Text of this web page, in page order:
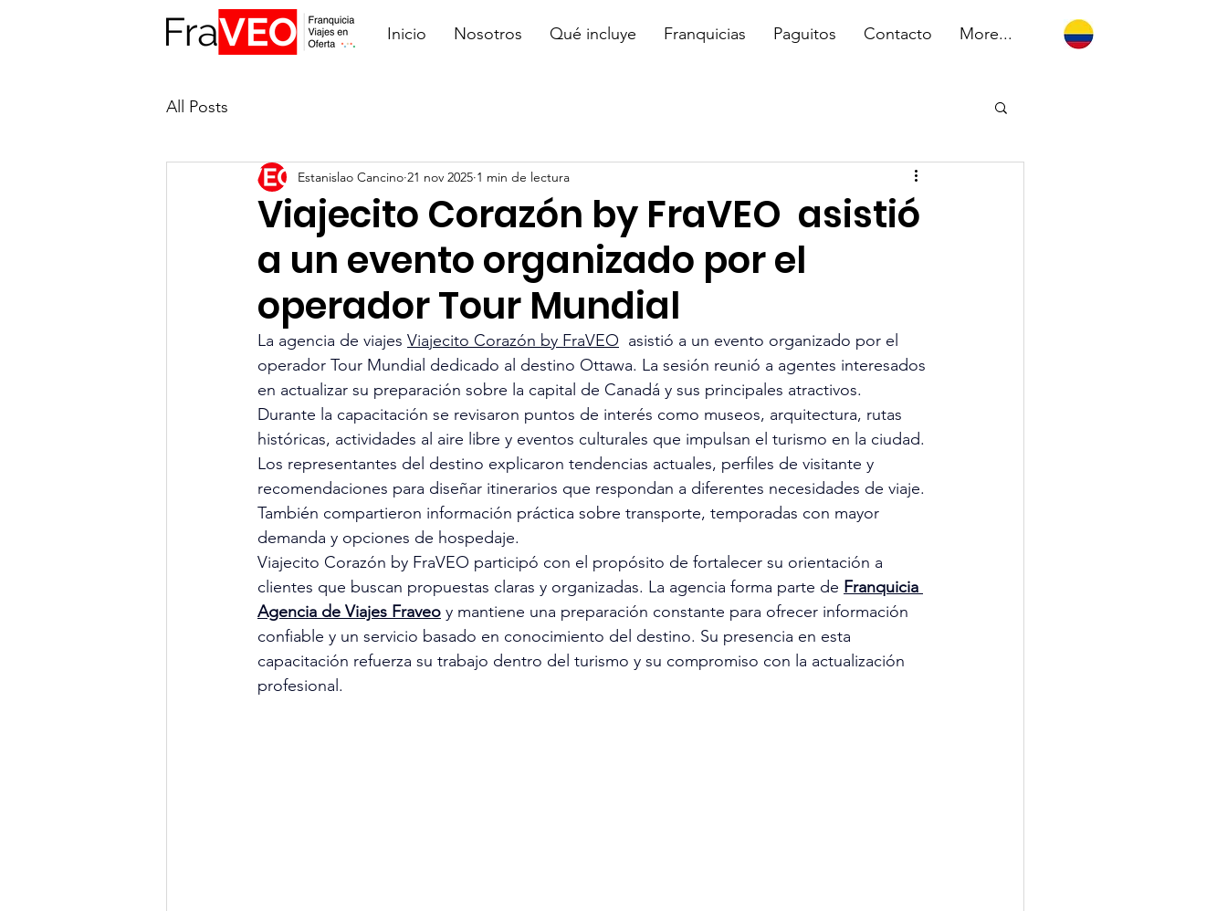
Inicio Nosotros Qué incluye Franquicias Paguitos Contacto More...
All Posts
Viajecito Corazón by FraVEO asistió
a un evento organizado por el
operador Tour Mundial
Estanislao Cancino 21 nov 2025 1 min de lectura
La agencia de viajes Viajecito Corazón by FraVEO asistió a un evento organizado por el
operador Tour Mundial dedicado al destino Ottawa. La sesión reunió a agentes interesados
en actualizar su preparación sobre la capital de Canadá y sus principales atractivos.
Durante la capacitación se revisaron puntos de interés como museos, arquitectura, rutas
históricas, actividades al aire libre y eventos culturales que impulsan el turismo en la ciudad.
Los representantes del destino explicaron tendencias actuales, perfiles de visitante y
recomendaciones para diseñar itinerarios que respondan a diferentes necesidades de viaje.
También compartieron información práctica sobre transporte, temporadas con mayor
demanda y opciones de hospedaje.
Viajecito Corazón by FraVEO participó con el propósito de fortalecer su orientación a
clientes que buscan propuestas claras y organizadas. La agencia forma parte de Franquicia
Agencia de Viajes Fraveo y mantiene una preparación constante para ofrecer información
confiable y un servicio basado en conocimiento del destino. Su presencia en esta
capacitación refuerza su trabajo dentro del turismo y su compromiso con la actualización
profesional.